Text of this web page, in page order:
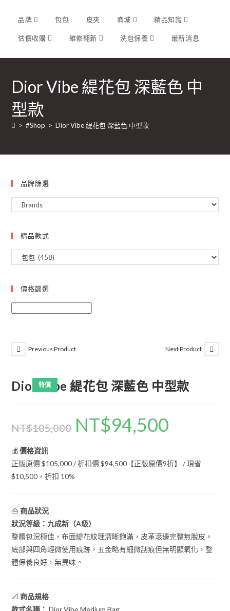
品牌 包包 皮夾 商城 精品知識
估價收購 維修翻新 洗包保養 最新消息
Dior Vibe 緹花包 深藍色 中
型款
> #Shop > Dior Vibe 緹花包 深藍色 中型款
品牌篩選
精品款式
價格篩選
特價
Previous Product Next Product
Dior Vibe 緹花包 深藍色 中型款
NT$105,000 NT$94,500
💰價格資訊
正版原價 $105,000 / 折扣價 $94,500【正版原價9折】 / 現省
$10,500，折扣 10%
👜商品狀況
狀況等級：九成新（A級）
整體包況極佳，布面緹花紋理清晰飽滿，皮革滾邊完整無脫皮。
底部與四角輕微使用痕跡，五金略有細微刮痕但無明顯氧化，整
體保養良好，無異味。
📐商品規格